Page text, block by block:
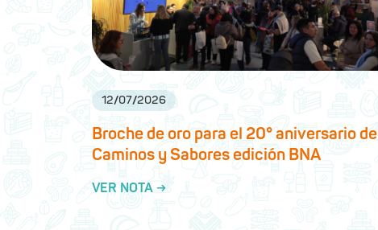
12/07/2026
Broche de oro para el 20° aniversario de
Caminos y Sabores edición BNA
VER NOTA →